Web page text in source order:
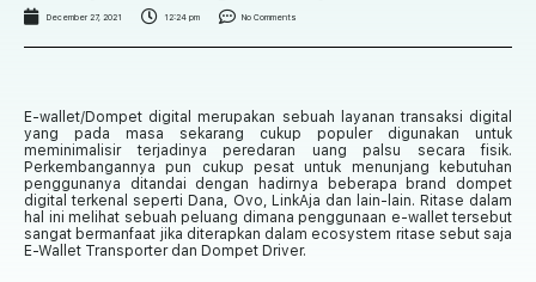
December 27, 2021 12:24 pm No Comments
E-wallet/Dompet digital merupakan sebuah layanan transaksi digital
yang pada masa sekarang cukup populer digunakan untuk
meminimalisir terjadinya peredaran uang palsu secara fisik.
Perkembangannya pun cukup pesat untuk menunjang kebutuhan
penggunanya ditandai dengan hadirnya beberapa brand dompet
digital terkenal seperti Dana, Ovo, LinkAja dan lain-lain. Ritase dalam
hal ini melihat sebuah peluang dimana penggunaan e-wallet tersebut
sangat bermanfaat jika diterapkan dalam ecosystem ritase sebut saja
E-Wallet Transporter dan Dompet Driver.